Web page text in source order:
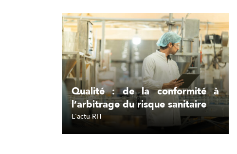
Lire l'article
L'actu RH
Qualité : de la conformité à
l’arbitrage du risque sanitaire